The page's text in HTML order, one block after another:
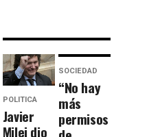
POLITICA
Javier
Milei dio
SOCIEDAD
“No hay
más
permisos